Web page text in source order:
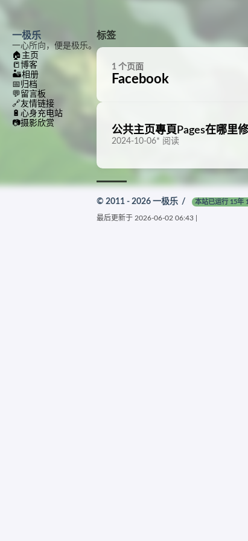
一极乐
一心所向，便是极乐。
🏠 主页
📒 博客
🏜️相册
📅 归档
💬留言板
🔗友情链接
🔋 心身充电站
📷摄影欣赏
标签
1 个页面
Facebook
公共主页專頁Pages在哪里
2024-10-06* 阅读
© 2011 - 2026 一极乐 / 本站已运行 15年
最后更新于 2026-06-02 06:43